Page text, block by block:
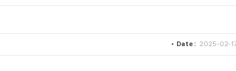
Date : 2025-02-